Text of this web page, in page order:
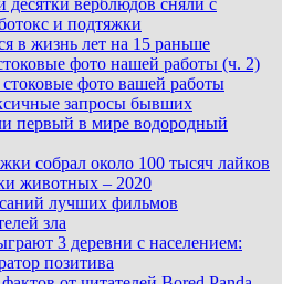
и подтяжки
в жизнь лет на 15 раньше
фото нашей работы (ч. 2)
фото вашей работы
запросы бывших
первый в мире водородный
собрал около 100 тысяч лайков
животных – 2020
лучших фильмов
зла
3 деревни с населением:
позитива